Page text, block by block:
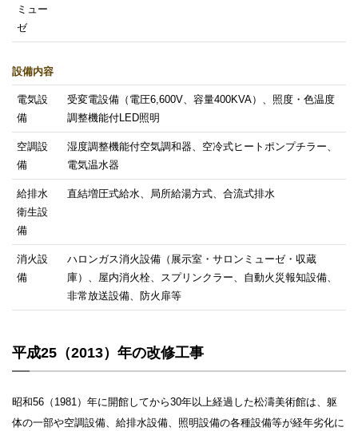
ミュー
ゼ
設備内容
電気設
備
受変電設備（電圧6,600V、容量400KVA）、照度・色温度
調整機能付LED照明
空調設
備
湿度調整機能付空気調和器、空冷式ヒートポンプチラー、
電気温水器
給排水
衛生設
備
直結増圧式給水、局所給湯方式、合流式排水
消火設
備
ハロンガス消火設備（展示室・サロンミューゼ・収蔵
庫）、屋内消火栓、スプリンクラー、自動火災報知設備、
非常放送設備、防火扉等
平成25（2013）年の改修工事
昭和56（1981）年に開館してから30年以上経過した松濤美術館は、躯
体の一部や空調設備、給排水設備、照明設備の各種設備等が経年劣化に